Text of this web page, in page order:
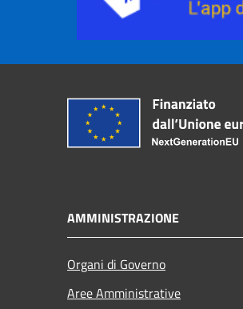
AMMINISTRAZIONE
Organi di Governo
Aree Amministrative